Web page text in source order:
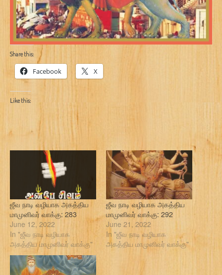
Share this:
Facebook X
Like this:
ஜீவ நாடி வழியாக அகத்திய
மாமுனிவர் வாக்கு: 283
June 12, 2022
In "ஜீவ நாடி வழியாக
அகத்திய மாமுனிவர் வாக்கு"
ஜீவ நாடி வழியாக அகத்திய
மாமுனிவர் வாக்கு: 292
June 21, 2022
In "ஜீவ நாடி வழியாக
அகத்திய மாமுனிவர் வாக்கு"